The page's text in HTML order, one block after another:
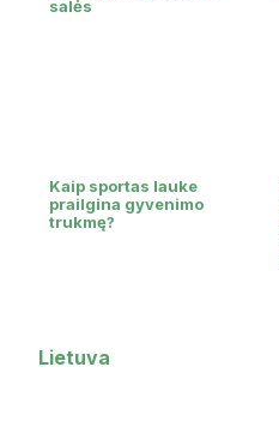
salės
Kaip sportas lauke
prailgina gyvenimo
trukmę?
Lietuva